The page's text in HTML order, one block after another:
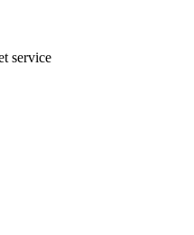
service